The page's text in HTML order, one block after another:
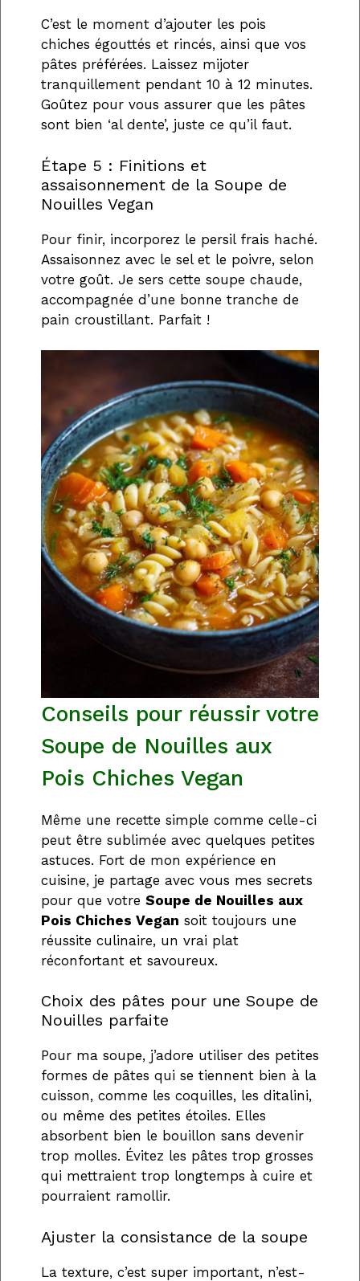
C’est le moment d’ajouter les pois
chiches égouttés et rincés, ainsi que vos
pâtes préférées. Laissez mijoter
tranquillement pendant 10 à 12 minutes.
Goûtez pour vous assurer que les pâtes
sont bien ‘al dente’, juste ce qu’il faut.
Étape 5 : Finitions et
assaisonnement de la Soupe de
Nouilles Vegan
Pour finir, incorporez le persil frais haché.
Assaisonnez avec le sel et le poivre, selon
votre goût. Je sers cette soupe chaude,
accompagnée d’une bonne tranche de
pain croustillant. Parfait !
Conseils pour réussir votre
Soupe de Nouilles aux
Pois Chiches Vegan
Même une recette simple comme celle-ci
peut être sublimée avec quelques petites
astuces. Fort de mon expérience en
cuisine, je partage avec vous mes secrets
pour que votre Soupe de Nouilles aux
Pois Chiches Vegan soit toujours une
réussite culinaire, un vrai plat
réconfortant et savoureux.
Choix des pâtes pour une Soupe de
Nouilles parfaite
Pour ma soupe, j’adore utiliser des petites
formes de pâtes qui se tiennent bien à la
cuisson, comme les coquilles, les ditalini,
ou même des petites étoiles. Elles
absorbent bien le bouillon sans devenir
trop molles. Évitez les pâtes trop grosses
qui mettraient trop longtemps à cuire et
pourraient ramollir.
Ajuster la consistance de la soupe
La texture, c’est super important, n’est-